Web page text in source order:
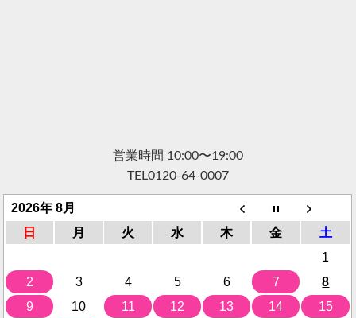
営業時間 10:00〜19:00
TEL0120-64-0007
2026年 8月
日
月 火 水 木 金
土
1
2
3 4 5 6 7
8
9
10 11 12 13 14
15